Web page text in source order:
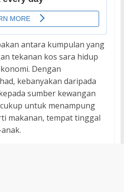
antara kumpulan yang
tekanan kos sara hidup
Dengan
kebanyakan daripada
sumber kewangan
untuk menampung
makanan, tempat tinggal